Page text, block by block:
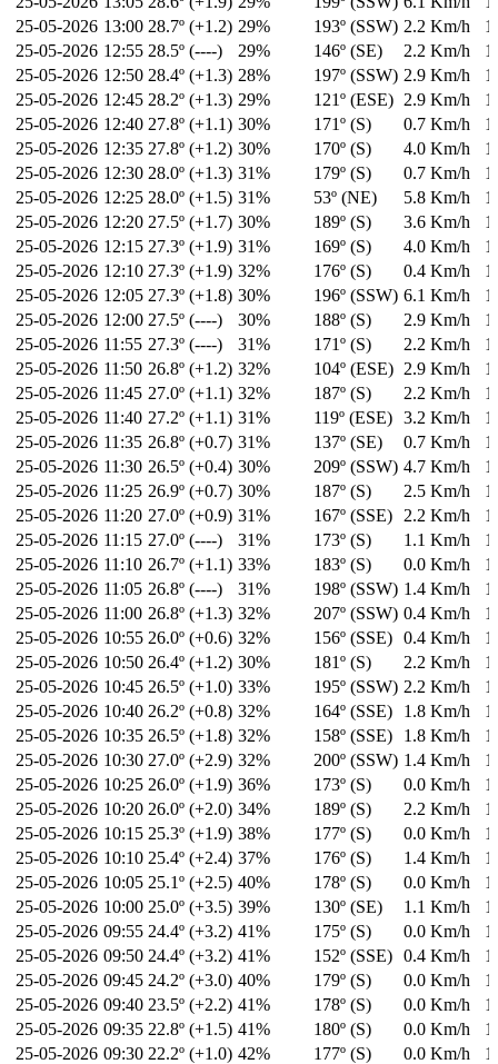
25-05-2026 13:00 28.7º (+1.2) 29% 193º (SSW) 2.2 Km/h
25-05-2026 12:55 28.5º (----) 29% 146º (SE) 2.2 Km/h
25-05-2026 12:50 28.4º (+1.3) 28% 197º (SSW) 2.9 Km/h
25-05-2026 12:45 28.2º (+1.3) 29% 121º (ESE) 2.9 Km/h
25-05-2026 12:40 27.8º (+1.1) 30% 171º (S) 0.7 Km/h
25-05-2026 12:35 27.8º (+1.2) 30% 170º (S) 4.0 Km/h
25-05-2026 12:30 28.0º (+1.3) 31% 179º (S) 0.7 Km/h
25-05-2026 12:25 28.0º (+1.5) 31% 53º (NE) 5.8 Km/h
25-05-2026 12:20 27.5º (+1.7) 30% 189º (S) 3.6 Km/h
25-05-2026 12:15 27.3º (+1.9) 31% 169º (S) 4.0 Km/h
25-05-2026 12:10 27.3º (+1.9) 32% 176º (S) 0.4 Km/h
25-05-2026 12:05 27.3º (+1.8) 30% 196º (SSW) 6.1 Km/h
25-05-2026 12:00 27.5º (----) 30% 188º (S) 2.9 Km/h
25-05-2026 11:55 27.3º (----) 31% 171º (S) 2.2 Km/h
25-05-2026 11:50 26.8º (+1.2) 32% 104º (ESE) 2.9 Km/h
25-05-2026 11:45 27.0º (+1.1) 32% 187º (S) 2.2 Km/h
25-05-2026 11:40 27.2º (+1.1) 31% 119º (ESE) 3.2 Km/h
25-05-2026 11:35 26.8º (+0.7) 31% 137º (SE) 0.7 Km/h
25-05-2026 11:30 26.5º (+0.4) 30% 209º (SSW) 4.7 Km/h
25-05-2026 11:25 26.9º (+0.7) 30% 187º (S) 2.5 Km/h
25-05-2026 11:20 27.0º (+0.9) 31% 167º (SSE) 2.2 Km/h
25-05-2026 11:15 27.0º (----) 31% 173º (S) 1.1 Km/h
25-05-2026 11:10 26.7º (+1.1) 33% 183º (S) 0.0 Km/h
25-05-2026 11:05 26.8º (----) 31% 198º (SSW) 1.4 Km/h
25-05-2026 11:00 26.8º (+1.3) 32% 207º (SSW) 0.4 Km/h
25-05-2026 10:55 26.0º (+0.6) 32% 156º (SSE) 0.4 Km/h
25-05-2026 10:50 26.4º (+1.2) 30% 181º (S) 2.2 Km/h
25-05-2026 10:45 26.5º (+1.0) 33% 195º (SSW) 2.2 Km/h
25-05-2026 10:40 26.2º (+0.8) 32% 164º (SSE) 1.8 Km/h
25-05-2026 10:35 26.5º (+1.8) 32% 158º (SSE) 1.8 Km/h
25-05-2026 10:30 27.0º (+2.9) 32% 200º (SSW) 1.4 Km/h
25-05-2026 10:25 26.0º (+1.9) 36% 173º (S) 0.0 Km/h
25-05-2026 10:20 26.0º (+2.0) 34% 189º (S) 2.2 Km/h
25-05-2026 10:15 25.3º (+1.9) 38% 177º (S) 0.0 Km/h
25-05-2026 10:10 25.4º (+2.4) 37% 176º (S) 1.4 Km/h
25-05-2026 10:05 25.1º (+2.5) 40% 178º (S) 0.0 Km/h
25-05-2026 10:00 25.0º (+3.5) 39% 130º (SE) 1.1 Km/h
25-05-2026 09:55 24.4º (+3.2) 41% 175º (S) 0.0 Km/h
25-05-2026 09:50 24.4º (+3.2) 41% 152º (SSE) 0.4 Km/h
25-05-2026 09:45 24.2º (+3.0) 40% 179º (S) 0.0 Km/h
25-05-2026 09:40 23.5º (+2.2) 41% 178º (S) 0.0 Km/h
25-05-2026 09:35 22.8º (+1.5) 41% 180º (S) 0.0 Km/h
25-05-2026 09:30 22.2º (+1.0) 42% 177º (S) 0.0 Km/h